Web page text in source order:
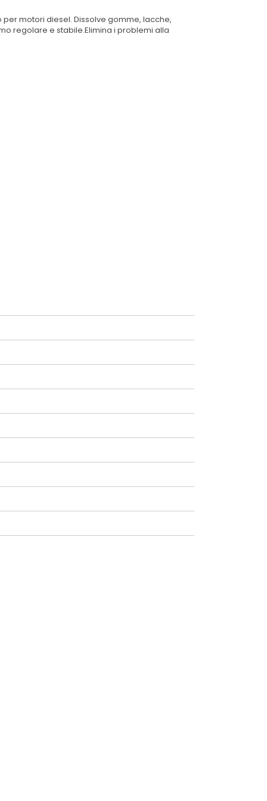
motori diesel. Dissolve gomme, lacche,
regolare e stabile.Elimina i problemi alla